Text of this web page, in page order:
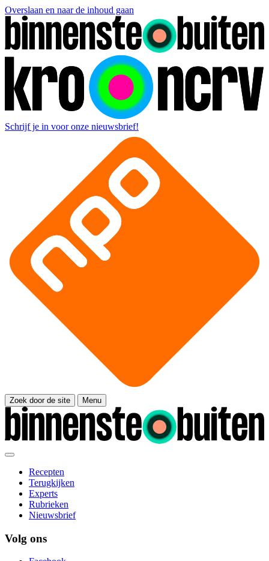
Overslaan en naar de inhoud gaan
Schrijf je in voor onze nieuwsbrief!
Zoek door de site Menu
Recepten
Terugkijken
Experts
Rubrieken
Nieuwsbrief
Volg ons